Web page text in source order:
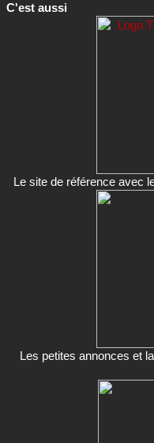
C'est aussi
Le site de référence avec
Les petites annonces et